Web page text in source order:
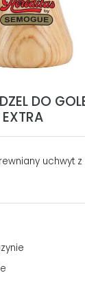
DO
uchwyt